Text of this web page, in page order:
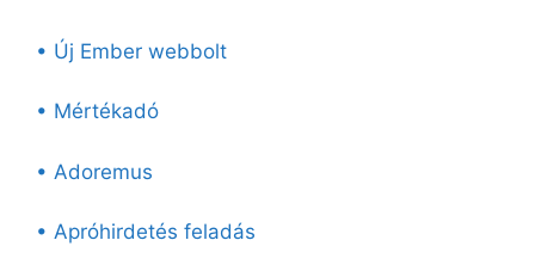
• Új Ember webbolt
• Mértékadó
• Adoremus
• Apróhirdetés feladás